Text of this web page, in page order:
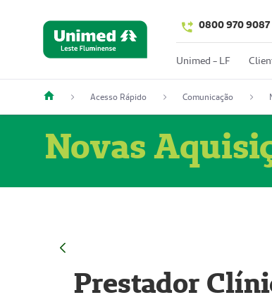
0800 970 9087
Unimed - LF
Acesso Rápido Comunicação
Novas
Prestador